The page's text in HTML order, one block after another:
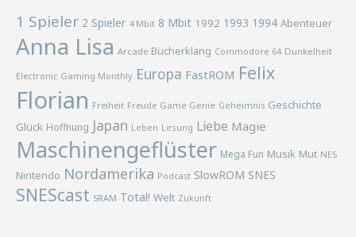
1 Spieler 2 Spieler 4 Mbit 8 Mbit 1992 1993 1994 Abenteuer
Anna Lisa Arcade Bücherklang Commodore 64 Dunkelheit
Electronic Gaming Monthly Europa FastROM Felix
Florian Freiheit Freude Game Genie Geheimnis Geschichte
Glück Hoffnung Japan Leben Lesung Liebe Magie
Maschinengeflüster Mega Fun Musik Mut NES
Nintendo Nordamerika Podcast SlowROM SNES
SNEScast SRAM Total! Welt Zukunft